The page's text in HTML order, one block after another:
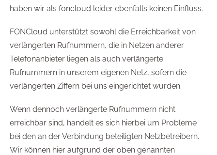
haben wir als foncloud leider ebenfalls keinen Einfluss.
FONCloud unterstützt sowohl die Erreichbarkeit von
verlängerten Rufnummern, die in Netzen anderer
Telefonanbieter liegen als auch verlängerte
Rufnummern in unserem eigenen Netz, sofern die
verlängerten Ziffern bei uns eingerichtet wurden.
Wenn dennoch verlängerte Rufnummern nicht
erreichbar sind, handelt es sich hierbei um Probleme
bei den an der Verbindung beteiligten Netzbetreibern.
Wir können hier aufgrund der oben genannten